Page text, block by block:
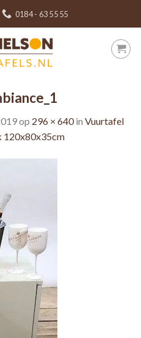
0184 - 63 55 55
op 296 × 640in Vuurtafel
120x80x35cm